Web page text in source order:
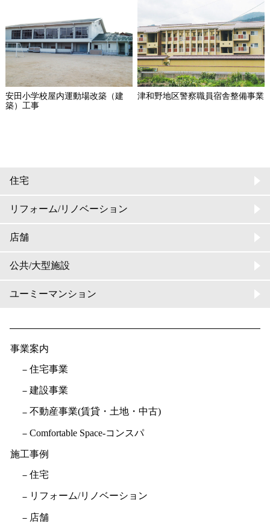
安田小学校屋内運動場改築（建
築）工事
津和野地区警察職員宿舎整備事業
住宅
リフォーム/リノベーション
店舗
公共/大型施設
ユーミーマンション
事業案内
住宅事業
建設事業
不動産事業(賃貸・土地・中古)
Comfortable Space-コンスパ
施工事例
住宅
リフォーム/リノベーション
店舗